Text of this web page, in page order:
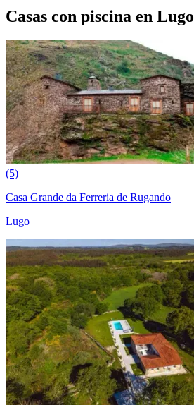
Casas con piscina en Lugo
(5)
Casa Grande da Ferreria de Rugando
Lugo